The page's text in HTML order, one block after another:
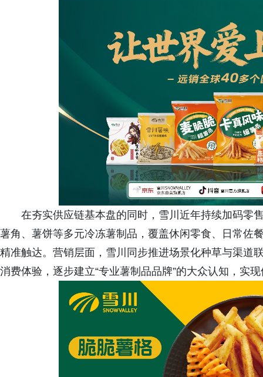
在夯实供应链基本盘的同时，雪川近年持续加码零
薯角、薯饼等多元冷冻薯制品，覆盖休闲零食、日常佐
精准触达。营销层面，雪川同步推进场景化种草与渠道
消费体验，逐步建立“专业薯制品品牌”的大众认知，实